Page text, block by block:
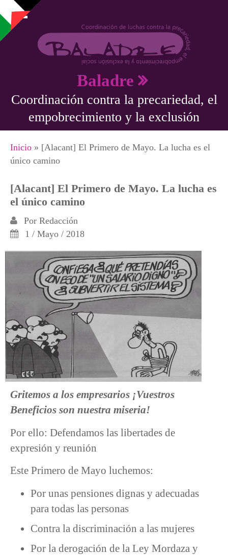
Pasar al contenido principal
Baladre
Coordinación contra la precariedad, el
empobrecimiento y la exclusión
Se encuentra usted aquí
Inicio » [Alacant] El Primero de Mayo. La lucha es el
único camino
[Alacant] El Primero de Mayo. La lucha es
el único camino
Por Redacción
1 / Mayo / 2018
Gritemos a los empresarios ¡Vuestros
Beneficios son nuestra miseria!
Por ello: Defendamos las libertades de
expresión y reunión
Este Primero de Mayo luchemos:
Por unas pensiones dignas y adecuadas
para todas las personas
Contra la discriminación a las mujeres
Por la derogación de la Ley Mordaza y